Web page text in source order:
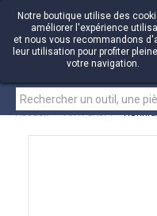
Notre boutique utilise des
améliorer l'expérience
et nous vous recommandons
leur utilisation pour profiter
votre navigation.
Accueil > ANTI-GASPI >